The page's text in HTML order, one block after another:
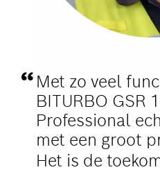
Met zo veel
BITURBO GSR
Professional
met een groot
Het is de